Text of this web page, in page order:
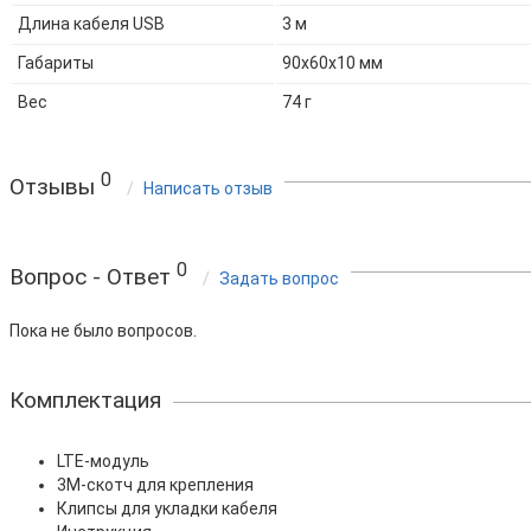
Длина кабеля USB 3 м
Габариты 90х60х10 мм
Вес 74 г
Отзывы 0 Написать отзыв
Вопрос - Ответ 0 Задать вопрос
Пока не было вопросов.
Комплектация
LTE-модуль
3М-скотч для крепления
Клипсы для укладки кабеля